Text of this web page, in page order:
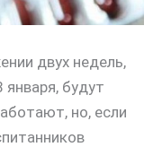
двух недель,
января, будут
но, если